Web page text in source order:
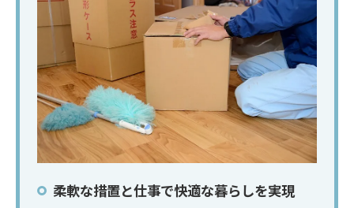
柔軟な措置と仕事で快適な暮らしを実現